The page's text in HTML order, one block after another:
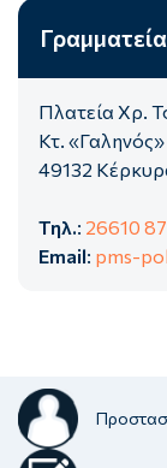
Γραμματεία
Πλατεία Χρ.
Κτ.
49132
Τηλ.: 26610
Email: pms-